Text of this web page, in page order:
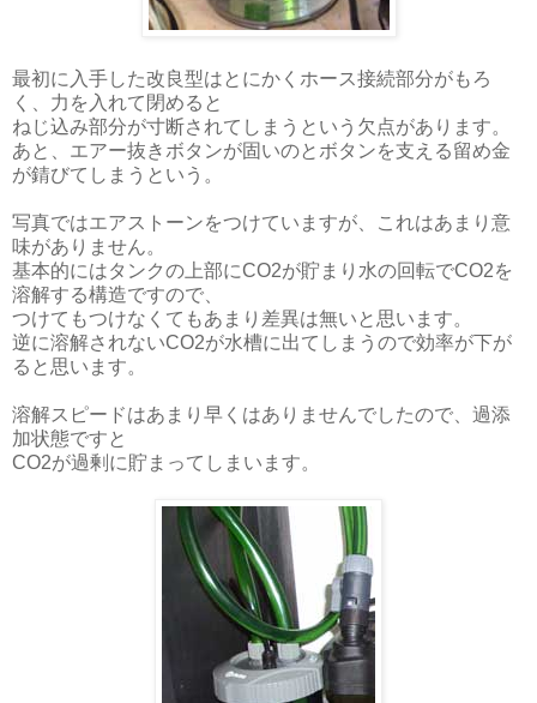
最初に入手した改良型はとにかくホース接続部分がもろ
く、力を入れて閉めると
ねじ込み部分が寸断されてしまうという欠点があります。
あと、エアー抜きボタンが固いのとボタンを支える留め金
が錆びてしまうという。
写真ではエアストーンをつけていますが、これはあまり意
味がありません。
基本的にはタンクの上部にCO2が貯まり水の回転でCO2を
溶解する構造ですので、
つけてもつけなくてもあまり差異は無いと思います。
逆に溶解されないCO2が水槽に出てしまうので効率が下が
ると思います。
溶解スピードはあまり早くはありませんでしたので、過添
加状態ですと
CO2が過剰に貯まってしまいます。